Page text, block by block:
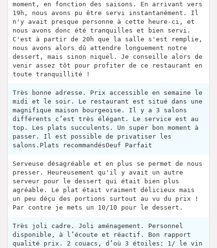
moment, en fonction des saisons. En arrivant vers
19h, nous avons pu être servi instantanément. Il
n'y avait presque personne à cette heure-ci, et
nous avons donc été tranquilles et bien servi.
C'est à partir de 20h que la salle s'est remplie,
nous avons alors dû attendre longuement notre
dessert, mais sinon niquel. Je conseille alors de
venir assez tôt pour profiter de ce restaurant en
toute tranquillité !
Très bonne adresse. Prix accessible en semaine le
midi et le soir. Le restaurant est situé dans une
magnifique maison bourgeoise. Il y a 3 salons
différents c’est très élégant. Le service est au
top. Les plats succulents. Un super bon moment à
passer. Il est possible de privatiser les
salons.Plats recommandésOeuf Parfait
Serveuse désagréable et en plus se permet de nous
presser. Heureusement qu'il y avait un autre
serveur pour le dessert qui était bien plus
agréable. Le plat était vraiment délicieux mais
un peu déçu des portions surtout au vu du prix !
Par contre je mets un 10/10 pour le dessert.
Très joli cadre. Joli aménagement. Personnel
disponible, à l’écoute et réactif. Bon rapport
qualité prix. 2 couacs, d’où 3 étoiles: 1/ le vin